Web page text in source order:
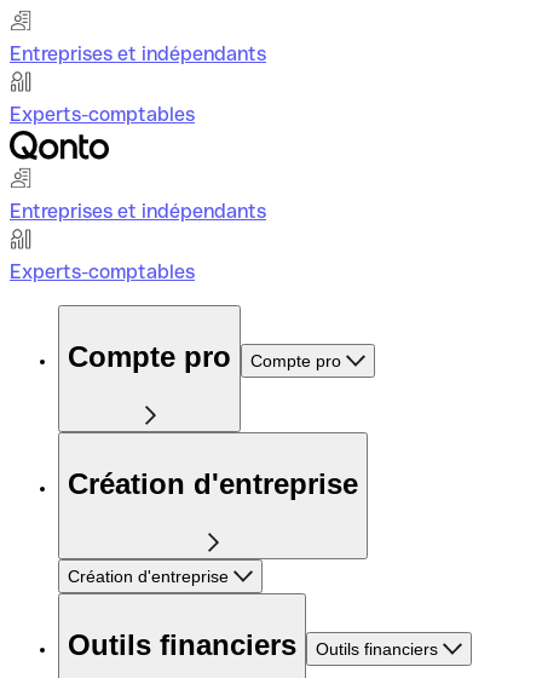
Entreprises et indépendants
Experts-comptables
Entreprises et indépendants
Experts-comptables
Compte pro Compte pro
Création d'entreprise
Création d'entreprise
Outils financiers Outils financiers